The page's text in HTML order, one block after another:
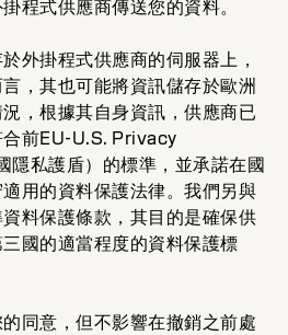
程式供應商傳送您的資料。
外掛程式供應商的伺服器上，
，其也可能將資訊儲存於歐洲
，根據其自身資訊，供應商已
前EU-U.S. Privacy
隱私護盾）的標準，並承諾在國
用的資料保護法律。我們另與
料保護條款，其目的是確保供
國的適當程度的資料保護標
同意，但不影響在撤銷之前處